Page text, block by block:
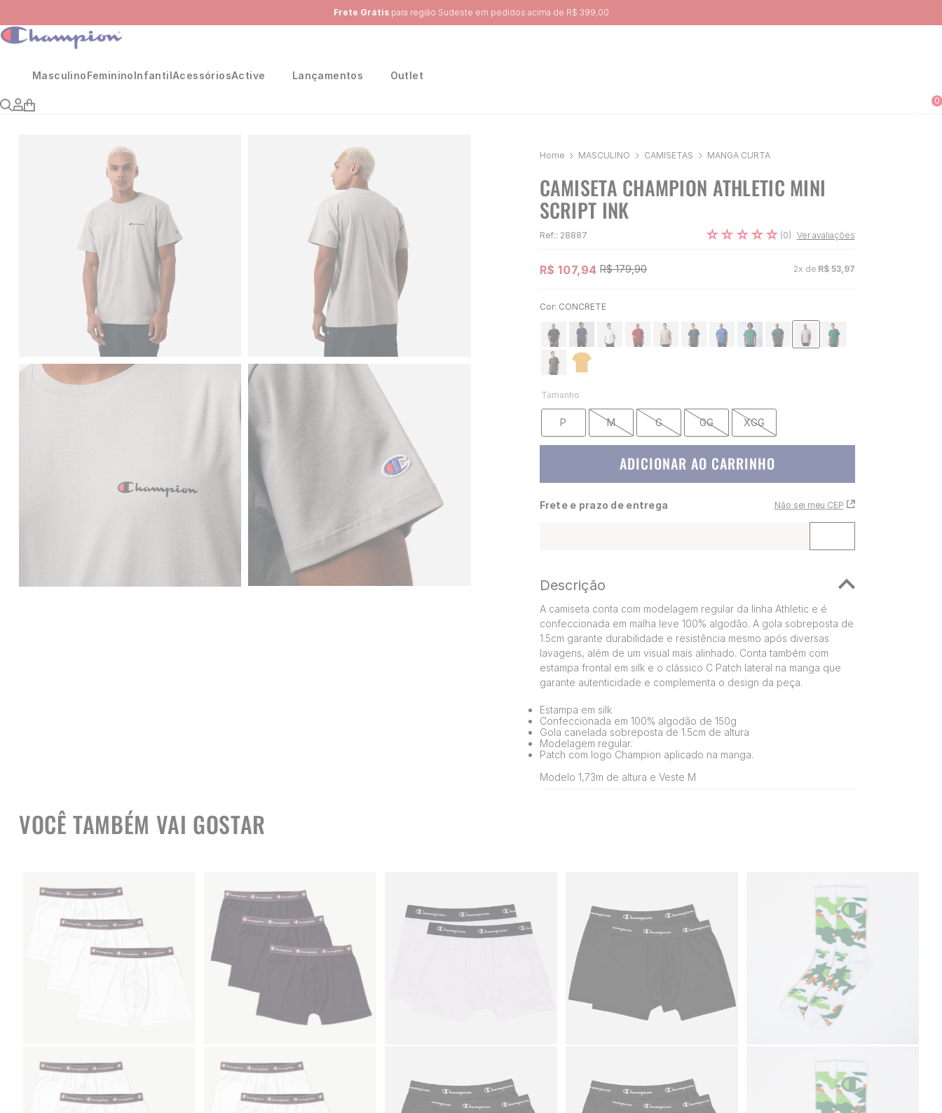
Ganhe 10% na primeira compra, utilizando o cupom: PRIMEIRA10
MasculinoFemininoInfantilAcessóriosActive Lançamentos Outlet
0
MASCULINO CAMISETAS MANGA CURTA
CAMISETA CHAMPION ATHLETIC MINI
SCRIPT INK
Ref:: 28887 ☆☆ ☆☆☆ (0) Ver avaliações
R$ 107,94 R$ 179,90 2x de R$ 53, 97
Cor: CONCRETE
Tamanho
P M G GG XGG
ADICIONAR AO CARRINHO
Frete e prazo de entrega Não sei meu CEP
Descrição
A camiseta conta com modelagem regular da linha Athletic e é
confeccionada em malha leve 100% algodão. A gola sobreposta de
1.5cm garante durabilidade e resistência mesmo após diversas
lavagens, além de um visual mais alinhado. Conta também com
estampa frontal em silk e o clássico C Patch lateral na manga que
garante autenticidade e complementa o design da peça.
Estampa em silk
Confeccionada em 100% algodão de 150g
Gola canelada sobreposta de 1.5cm de altura
Modelagem regular.
Patch com logo Champion aplicado na manga.
Modelo 1,73m de altura e Veste M
VOCÊ TAMBÉM VAI GOSTAR